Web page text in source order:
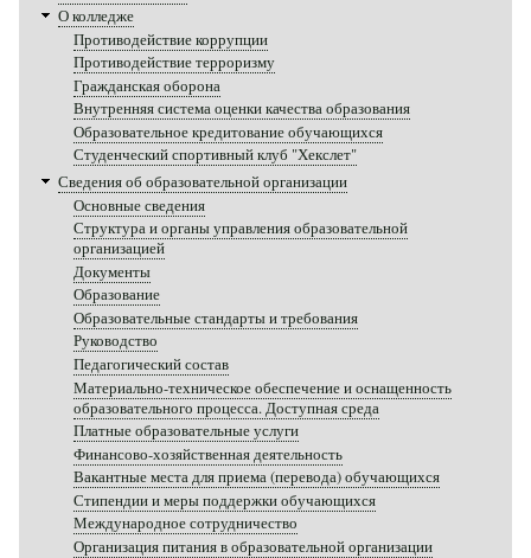
О колледже
Противодействие коррупции
Противодействие терроризму
Гражданская оборона
Внутренняя система оценки качества образования
Образовательное кредитование обучающихся
Студенческий спортивный клуб "Хекслет"
Сведения об образовательной организации
Основные сведения
Структура и органы управления образовательной
организацией
Документы
Образование
Образовательные стандарты и требования
Руководство
Педагогический состав
Материально-техническое обеспечение и оснащенность
образовательного процесса. Доступная среда
Платные образовательные услуги
Финансово-хозяйственная деятельность
Вакантные места для приема (перевода) обучающихся
Стипендии и меры поддержки обучающихся
Международное сотрудничество
Организация питания в образовательной организации